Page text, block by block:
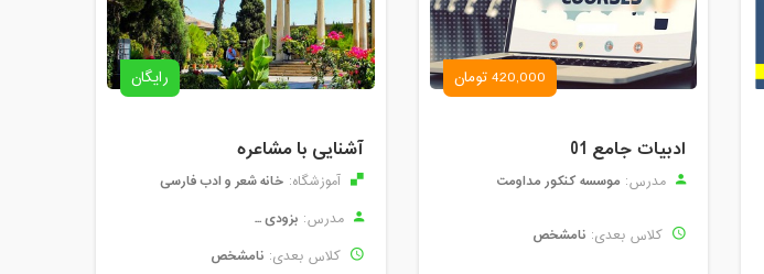
420,000 تومان
ادبیات جامع 01
مدرس: موسسه کنکور مداومت
کلاس بعدی: نامشخص
رایگان
آشنایی با مشاعره
آموزشگاه: خانه شعر و ادب فارسی
مدرس: بزودی ...
کلاس بعدی: نامشخص